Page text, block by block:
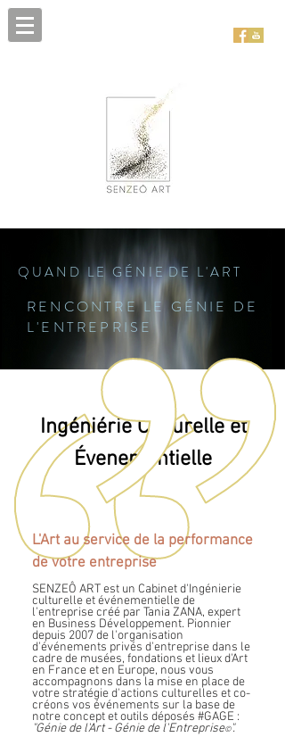
Q U A N D L E G É N I E D E L ' A R T
RENCONTRE LE GÉNIE DE
L'ENTREPRISE
Ingéniérie Culturelle et
Évenementielle
L'Art au service de la performance
de votre entreprise
SENZEÔ ART est un Cabinet d'Ingénierie
culturelle et événementielle de
l'entreprise créé par Tania ZANA, expert
en Business Développement. Pionnier
depuis 2007 de l'organisation
d'événements privés d'entreprise dans le
cadre de musées, fondations et lieux d'Art
en France et en Europe, nous vous
accompagnons dans la mise en place de
votre stratégie d'actions culturelles et co-
créons vos événements sur la base de
notre concept et outils déposés #GAGE :
"Génie de l'Art - Génie de l'Entreprise©".